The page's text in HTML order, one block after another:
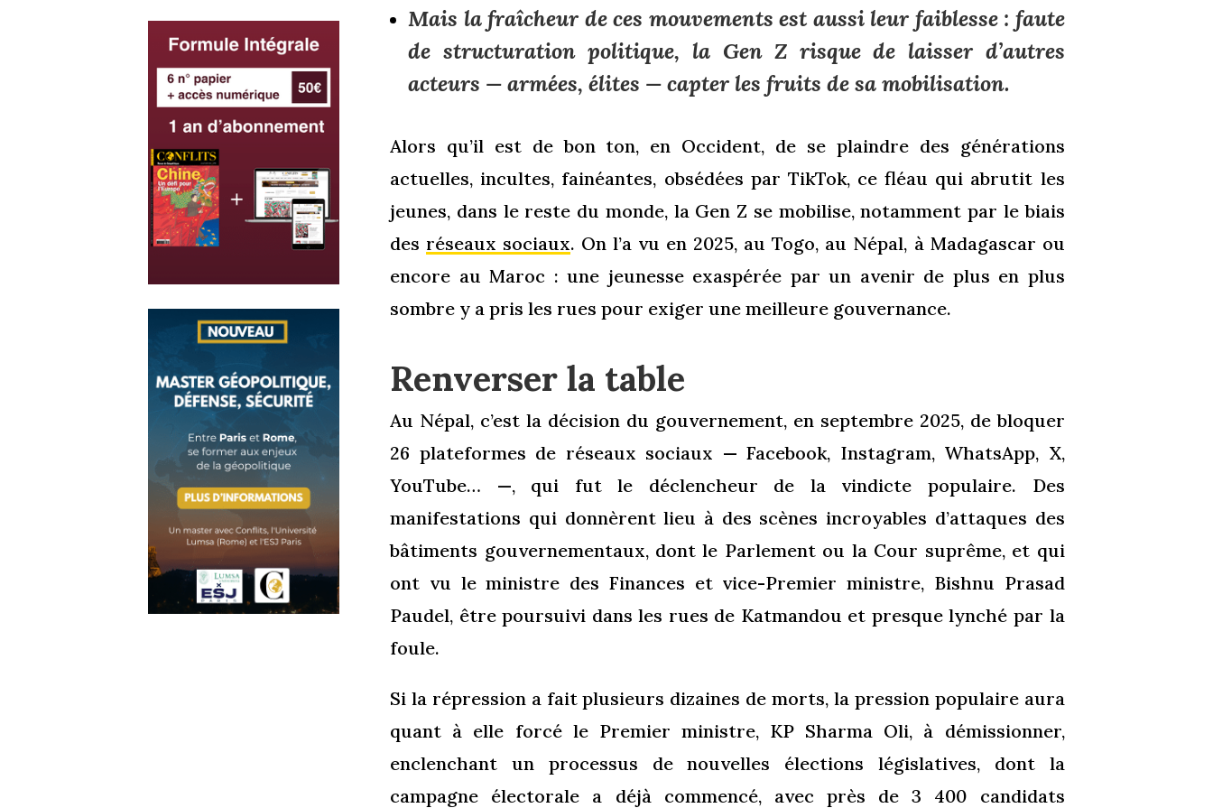
Mais la fraîcheur de ces mouvements est aussi leur faiblesse : faute
de structuration politique, la Gen Z risque de laisser d’autres
acteurs — armées, élites — capter les fruits de sa mobilisation.
Alors qu’il est de bon ton, en Occident, de se plaindre des générations
actuelles, incultes, fainéantes, obsédées par TikTok, ce fléau qui abrutit les
jeunes, dans le reste du monde, la Gen Z se mobilise, notamment par le biais
des réseaux sociaux. On l’a vu en 2025, au Togo, au Népal, à Madagascar ou
encore au Maroc : une jeunesse exaspérée par un avenir de plus en plus
sombre y a pris les rues pour exiger une meilleure gouvernance.
Renverser la table
Au Népal, c’est la décision du gouvernement, en septembre 2025, de bloquer
26 plateformes de réseaux sociaux — Facebook, Instagram, WhatsApp, X,
YouTube… —, qui fut le déclencheur de la vindicte populaire. Des
manifestations qui donnèrent lieu à des scènes incroyables d’attaques des
bâtiments gouvernementaux, dont le Parlement ou la Cour suprême, et qui
ont vu le ministre des Finances et vice-Premier ministre, Bishnu Prasad
Paudel, être poursuivi dans les rues de Katmandou et presque lynché par la
foule.
Si la répression a fait plusieurs dizaines de morts, la pression populaire aura
quant à elle forcé le Premier ministre, KP Sharma Oli, à démissionner,
enclenchant un processus de nouvelles élections législatives, dont la
campagne électorale a déjà commencé, avec près de 3 400 candidats